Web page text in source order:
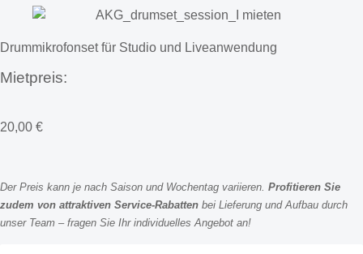
Drummikrofonset für Studio und Liveanwendung
Mietpreis:
20,00 €
Der Preis kann je nach Saison und Wochentag variieren. Profitieren Sie
zudem von attraktiven Service-Rabatten bei Lieferung und Aufbau durch
unser Team – fragen Sie Ihr individuelles Angebot an!